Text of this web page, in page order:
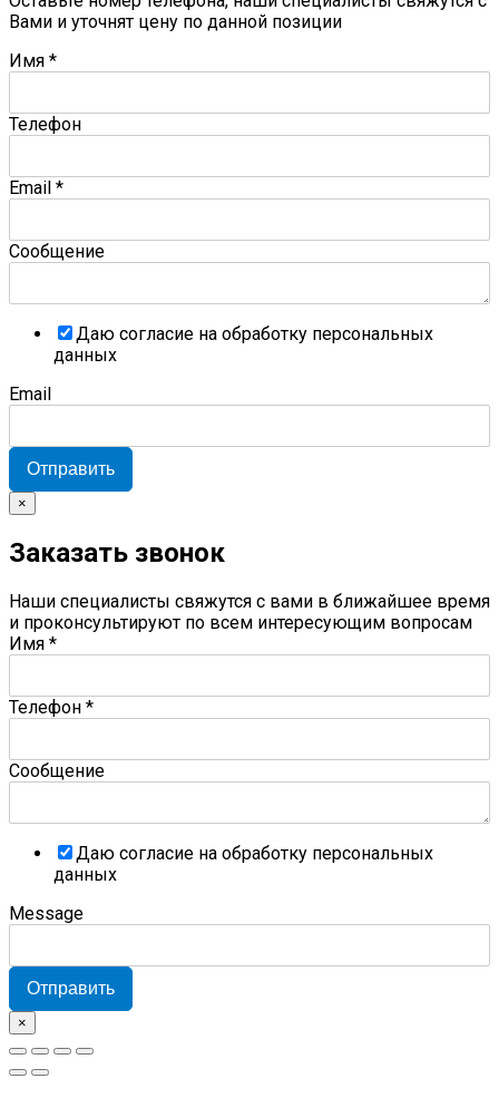
Вами и уточнят цену по данной позиции
Имя *
Телефон
Email *
Сообщение
Даю согласие на обработку персональных
данных
Email
Отправить
×
Заказать звонок
Наши специалисты свяжутся с вами в ближайшее время
и проконсультируют по всем интересующим вопросам
Имя *
Телефон *
Сообщение
Даю согласие на обработку персональных
данных
Message
Отправить
×